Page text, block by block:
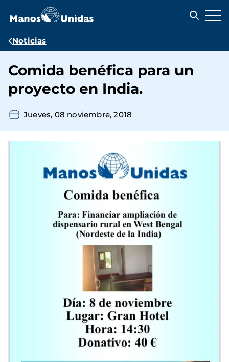
contenido
Ruta
navegación
Noticias
Comida benéfica para un
proyecto en India.
Jueves, 08 noviembre, 2018